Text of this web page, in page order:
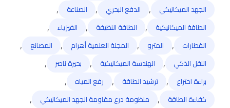
الوسوم
الجهد الميكانيكي , الدفع البحري , الصناعة ,
الطاقة الميكانيكية , الطاقة النظيفة , الفيزياء ,
القطارات , المترو , المجلة العلمية أهرام , المصانع ,
النقل الذكي , الهندسة الميكانيكية , بحيرة ناصر ,
براءة اختراع , ترشيد الطاقة , رفع المياه ,
كفاءة الطاقة , منظومة درع مقاومة الجهد الميكانيكي ,